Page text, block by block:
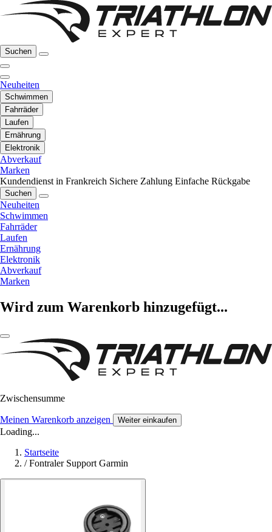
Suchen
Neuheiten
Schwimmen
Fahrräder
Laufen
Ernährung
Elektronik
Abverkauf
Marken
Kundendienst in Frankreich Sichere Zahlung Einfache Rückgabe
Suchen
Neuheiten
Schwimmen
Fahrräder
Laufen
Ernährung
Elektronik
Abverkauf
Marken
Wird zum Warenkorb hinzugefügt...
Zwischensumme
Meinen Warenkorb anzeigen Weiter einkaufen
Loading...
Startseite
/ Fontraler Support Garmin